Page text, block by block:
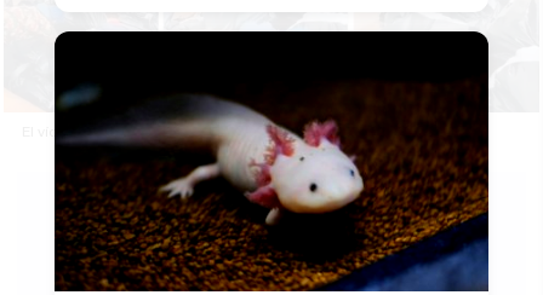
El vídeo sobre el supuesto cadáver que fuma en Ucrania es un bulo.
F.
15/03/2022